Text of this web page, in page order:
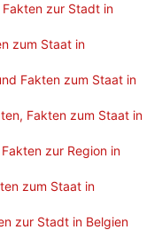
zur Stadt in
zum Staat in
Fakten zum Staat in
Fakten zum Staat in
zur Region in
zum Staat in
zur Stadt in Belgien